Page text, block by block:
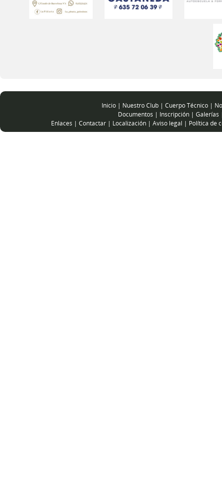
Inicio | Nuestro Club | Cuerpo Técnico |
Documentos | Inscripción | Galerías
Enlaces | Contactar | Localización | Aviso legal | Política de